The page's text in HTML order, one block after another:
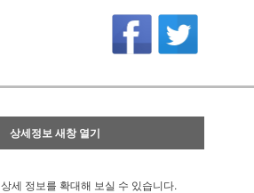
상세정보 새창 열기
상세 정보를 확대해 보실 수 있습니다.